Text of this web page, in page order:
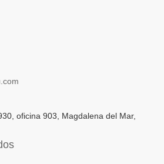
oficina 903, Magdalena del Mar,